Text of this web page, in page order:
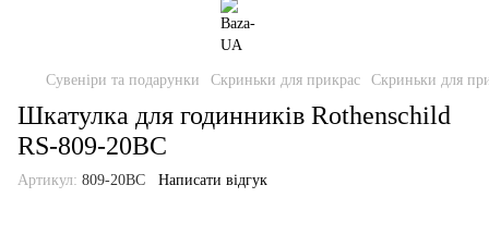
Сувеніри та подарунки Скриньки для прикрас Скриньки для
Шкатулка для годинників Rothenschild
RS-809-20BC
Артикул: 809-20BC Написати відгук